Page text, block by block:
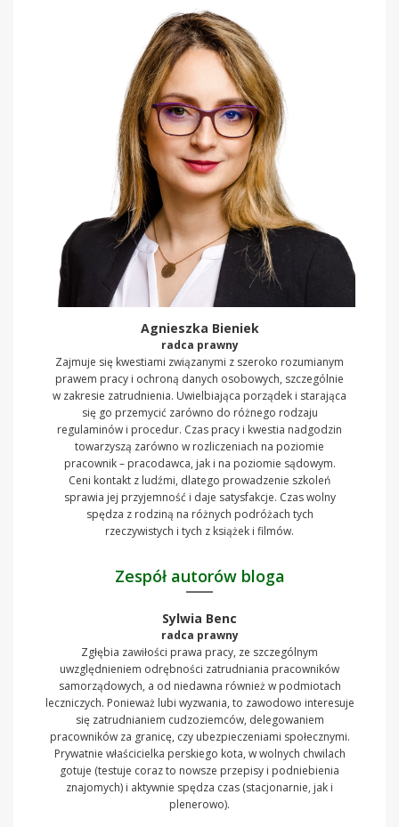
Agnieszka Bieniek
radca prawny
Zajmuje się kwestiami związanymi z szeroko rozumianym
prawem pracy i ochroną danych osobowych, szczególnie
w zakresie zatrudnienia. Uwielbiająca porządek i starająca
się go przemycić zarówno do różnego rodzaju
regulaminów i procedur. Czas pracy i kwestia nadgodzin
towarzyszą zarówno w rozliczeniach na poziomie
pracownik – pracodawca, jak i na poziomie sądowym.
Ceni kontakt z ludźmi, dlatego prowadzenie szkoleń
sprawia jej przyjemność i daje satysfakcje. Czas wolny
spędza z rodziną na różnych podróżach tych
rzeczywistych i tych z książek i filmów.
Zespół autorów bloga
Sylwia Benc
radca prawny
Zgłębia zawiłości prawa pracy, ze szczególnym
uwzględnieniem odrębności zatrudniania pracowników
samorządowych, a od niedawna również w podmiotach
leczniczych. Ponieważ lubi wyzwania, to zawodowo interesuje
się zatrudnianiem cudzoziemców, delegowaniem
pracowników za granicę, czy ubezpieczeniami społecznymi.
Prywatnie właścicielka perskiego kota, w wolnych chwilach
gotuje (testuje coraz to nowsze przepisy i podniebienia
znajomych) i aktywnie spędza czas (stacjonarnie, jak i
plenerowo).